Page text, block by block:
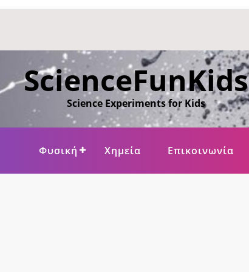
ScienceFunKids
Science Experiments for Kids
Φυσική Χημεία Επικοινωνία